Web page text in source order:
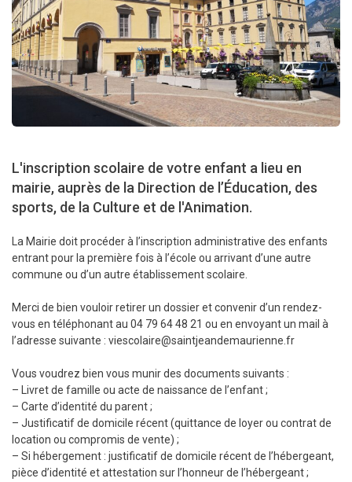
L'inscription scolaire de votre enfant a lieu en
mairie, auprès de la Direction de l’Éducation, des
sports, de la Culture et de l'Animation.
La Mairie doit procéder à l’inscription administrative des enfants
entrant pour la première fois à l’école ou arrivant d’une autre
commune ou d’un autre établissement scolaire.
Merci de bien vouloir retirer un dossier et convenir d’un rendez-
vous en téléphonant au 04 79 64 48 21 ou en envoyant un mail à
l’adresse suivante : viescolaire@saintjeandemaurienne.fr
Vous voudrez bien vous munir des documents suivants :
– Livret de famille ou acte de naissance de l’enfant ;
– Carte d’identité du parent ;
– Justificatif de domicile récent (quittance de loyer ou contrat de
location ou compromis de vente) ;
– Si hébergement : justificatif de domicile récent de l’hébergeant,
pièce d’identité et attestation sur l’honneur de l’hébergeant ;